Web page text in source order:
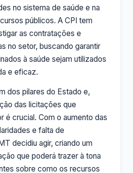
no sistema de saúde e na
públicos. A CPI tem
as contratações e
no setor, buscando garantir
à saúde sejam utilizados
e eficaz.
dos pilares do Estado e,
das licitações que
é crucial. Com o aumento das
e falta de
decidiu agir, criando um
que poderá trazer à tona
sobre como os recursos